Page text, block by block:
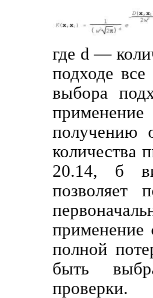
где d —
подходе все
выбора
получению
количества
20.14, б
позволяет
применение
полной
быть
проверки.